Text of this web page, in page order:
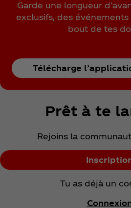
Garde une longueur
exclusifs, des
bout de tes
Télécharge
Prêt à te
Rejoins la
Tu as déjà un